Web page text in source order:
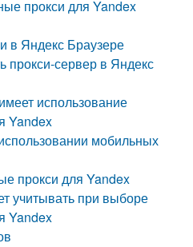
прокси для Yandex
в Яндекс Браузере
прокси-сервер в Яндекс
использование
Yandex
мобильных
прокси для Yandex
учитывать при выборе
Yandex